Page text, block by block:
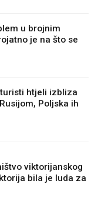
u brojnim
je na što se
Poljska ih
viktorijanskog
bila je luda za